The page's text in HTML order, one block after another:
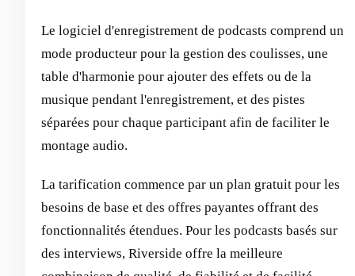
Le logiciel d'enregistrement de podcasts comprend un
mode producteur pour la gestion des coulisses, une
table d'harmonie pour ajouter des effets ou de la
musique pendant l'enregistrement, et des pistes
séparées pour chaque participant afin de faciliter le
montage audio.
La tarification commence par un plan gratuit pour les
besoins de base et des offres payantes offrant des
fonctionnalités étendues. Pour les podcasts basés sur
des interviews, Riverside offre la meilleure